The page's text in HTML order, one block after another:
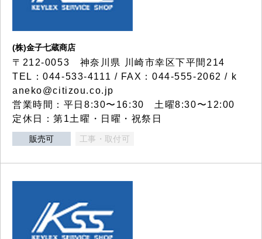
(株)金子七蔵商店
〒212-0053 神奈川県 川崎市幸区下平間214
TEL：044-533-4111 / FAX：044-555-2062 / k
aneko@citizou.co.jp
営業時間：平日8:30〜16:30 土曜8:30〜12:00
定休日：第1土曜・日曜・祝祭日
販売可 工事・取付可